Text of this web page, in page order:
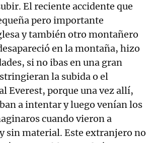
El reciente accidente que
pero importante
y también otro montañero
en la montaña, hizo
si no ibas en una gran
la subida o el
Everest, porque una vez allí,
a intentar y luego venían los
cuando vieron a
sin material. Este extranjero no